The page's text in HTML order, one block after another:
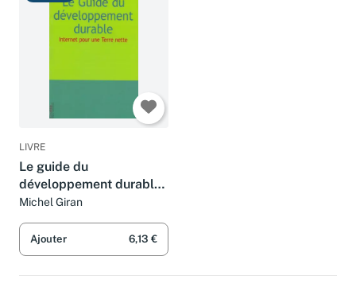
LIVRE
Le guide du
développement durable :
Internet pour une Terre
nette (1 CD-Rom)
Michel Giran
Ajouter 6,13 €